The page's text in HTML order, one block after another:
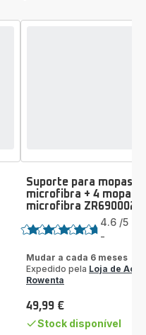
Suporte para mopas
microfibra + 4 mopas
microfibra ZR690002
Classificação
4.6 /5
-
Mudar a cada 6 meses
Expedido pela Loja de
Rowenta
Preço
49,99 €
Stock disponível